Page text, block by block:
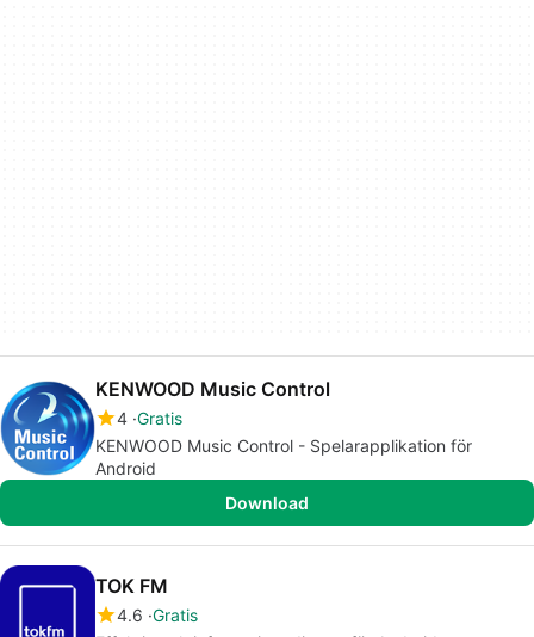
KENWOOD Music Control
4 Gratis
KENWOOD Music Control - Spelarapplikation för
Android
Download
TOK FM
4.6 Gratis